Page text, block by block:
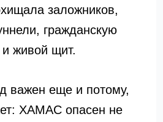
заложников,
гражданскую
и живой щит.
важен еще и потому,
ХАМАС опасен не